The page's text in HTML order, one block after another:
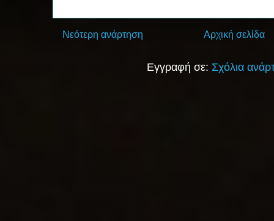
Νεότερη ανάρτηση Αρχική σελίδα
Εγγραφή σε: Σχόλια